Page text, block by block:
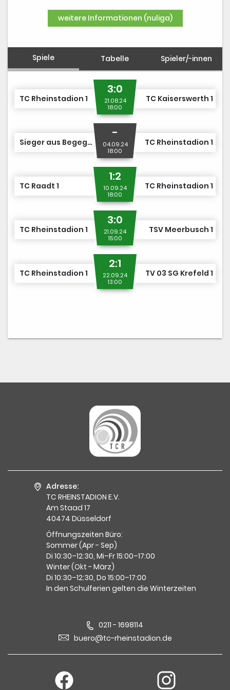
weitere Informationen (nuliga)
Spiele Tabelle Spieler/-innen
TC Rheinstadion 1
3:0
21.08.24
18:00
TC Kaiserswerth 1
Sieger aus Begegnung Nr. 2
-
04.09.24
18:00
TC Rheinstadion 1
TC Raadt 1
1:2
10.09.24
18:00
TC Rheinstadion 1
TC Rheinstadion 1
3:0
21.09.24
15:00
TSV Meerbusch 1
TC Rheinstadion 1
2:1
22.09.24
13:00
TV 03 SG Krefeld 1
Adresse:
TC RHEINSTADION E.V.
Am Staad 17
40474 Düsseldorf
Öffnungszeiten Büro:
Sommer (Apr - Sep)
Di 10:30–12:30, Mi–Fr 15:00–17:00
Winter (Okt - März)
Di 10:30–12:30, Do 15:00–17:00
In den Schulferien gelten die Winterzeiten
0211 - 1698114
buero@tc-rheinstadion.de